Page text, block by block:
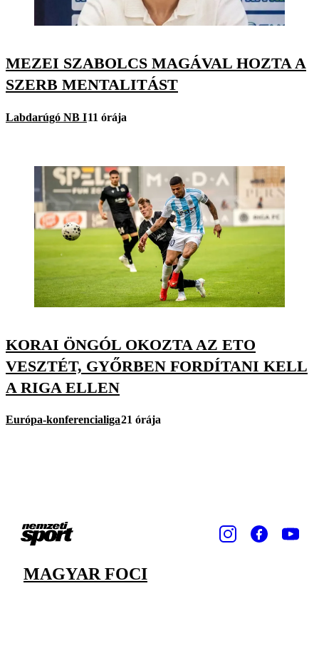
MEZEI SZABOLCS MAGÁVAL HOZTA A
SZERB MENTALITÁST
Labdarúgó NB I11 órája
KORAI ÖNGÓL OKOZTA AZ ETO
VESZTÉT, GYŐRBEN FORDÍTANI KELL
A RIGA ELLEN
Európa-konferencialiga21 órája
MAGYAR FOCI